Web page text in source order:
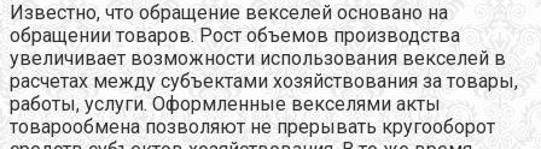
Известно, что обращение векселей основано на
обращении товаров. Рост объемов производства
увеличивает возможности использования векселей в
расчетах между субъектами хозяйствования за товары,
работы, услуги. Оформленные векселями акты
товарообмена позволяют не прерывать кругооборот